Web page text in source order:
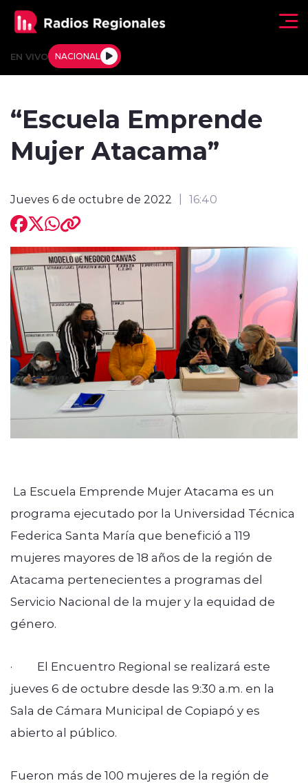
EN VIVO NACIONAL
Tendencias
Deportes
Internacional
Regiones al Aire
Entrevistas
modo claro
“Escuela Emprende
Mujer Atacama”
Jueves 6 de octubre de 2022 16:40
La Escuela Emprende Mujer Atacama es un
programa ejecutado por la Universidad Técnica
Federica Santa María que benefició a 119
mujeres mayores de 18 años de la región de
Atacama pertenecientes a programas del
Servicio Nacional de la mujer y la equidad de
género.
· El Encuentro Regional se realizará este
jueves 6 de octubre desde las 9:30 a.m. en la
Sala de Cámara Municipal de Copiapó y es
abierto al público.
Fueron más de 100 mujeres de la región de